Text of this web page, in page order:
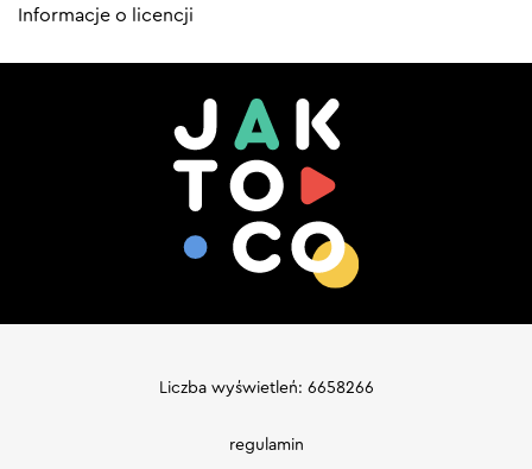
Informacje o licencji
Liczba wyświetleń: 6658266
regulamin